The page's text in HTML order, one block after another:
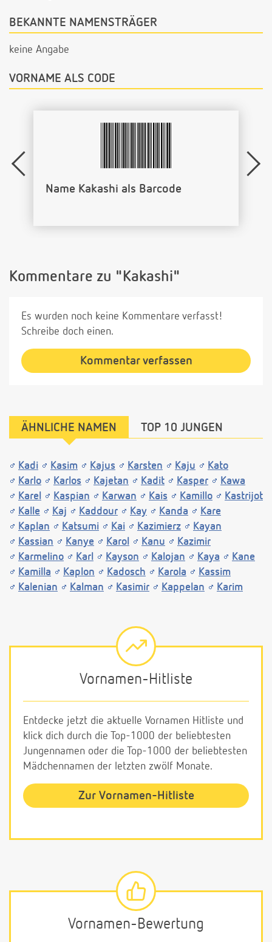
BEKANNTE NAMENSTRÄGER
keine Angabe
VORNAME ALS CODE
Name Kakashi als Barcode
Kommentare zu "Kakashi"
Es wurden noch keine Kommentare verfasst!
Schreibe doch einen.
Kommentar verfassen
ÄHNLICHE NAMEN TOP 10 JUNGEN
Kadi Kasim Kajus Karsten Kaju
Kato
Karlo
Karlos Kajetan Kadit Kasper
Kawa
Karel
Kaspian Karwan Kais Kamillo
Kastrijot
Kalle
Kaj Kaddour Kay Kanda
Kare
Kaplan
Katsumi Kai Kazimierz
Kayan
Kassian
Kanye Karol Kanu
Kazimir
Karmelino
Karl Kayson Kalojan Kaya
Kane
Kamilla
Kaplon Kadosch Karola
Kassim
Kalenian
Kalman Kasimir Kappelan Karim
Vornamen-Hitliste
Entdecke jetzt die aktuelle Vornamen Hitliste und
klick dich durch die Top-1000 der beliebtesten
Jungennamen oder die Top-1000 der beliebtesten
Mädchennamen der letzten zwölf Monate.
Zur Vornamen-Hitliste
Vornamen-Bewertung